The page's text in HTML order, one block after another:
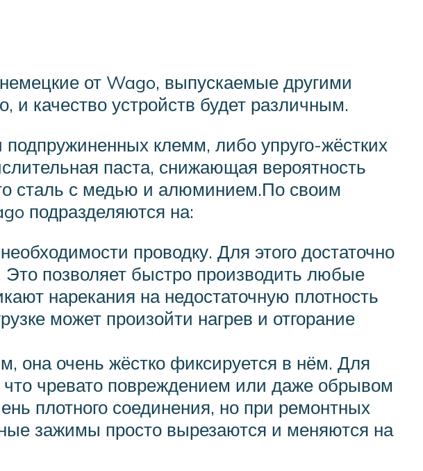
от Wago, выпускаемые другими
качество устройств будет различным.
клемм, либо упруго-жёстких
паста, снижающая вероятность
сталь с медью и алюминием.По своим
подразделяются на:
проводку. Для этого достаточно
позволяет быстро производить любые
нарекания на недостаточную плотность
может произойти нагрев и отгорание
она очень жёстко фиксируется в нём. Для
чревато повреждением или даже обрывом
плотного соединения, но при ремонтных
зажимы просто вырезаются и меняются на